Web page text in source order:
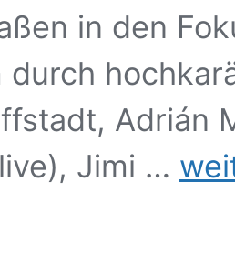
in den
durch
Adrián
Jimi …
Festival